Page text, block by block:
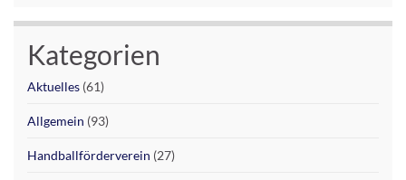
Kategorien
Aktuelles (61)
Allgemein (93)
Handballförderverein (27)